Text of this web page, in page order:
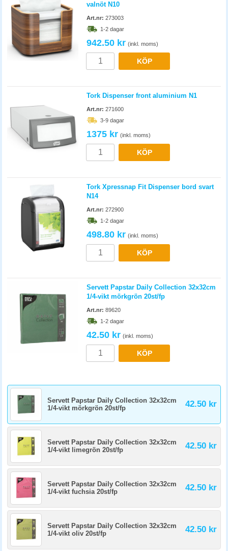
valnöt N10
Art.nr: 273003
1-2 dagar
942.50 kr (inkl. moms)
KÖP
Tork Dispenser front aluminium N1
Art.nr: 271600
3-9 dagar
1375 kr (inkl. moms)
KÖP
Tork Xpressnap Fit Dispenser bord svart
N14
Art.nr: 272900
1-2 dagar
498.80 kr (inkl. moms)
KÖP
Servett Papstar Daily Collection 32x32cm
1/4-vikt mörkgrön 20st/fp
Art.nr: 89620
1-2 dagar
42.50 kr (inkl. moms)
KÖP
Servett Papstar Daily Collection 32x32cm
1/4-vikt mörkgrön 20st/fp
42.50 kr
Servett Papstar Daily Collection 32x32cm
1/4-vikt limegrön 20st/fp
42.50 kr
Servett Papstar Daily Collection 32x32cm
1/4-vikt fuchsia 20st/fp
42.50 kr
Servett Papstar Daily Collection 32x32cm
1/4-vikt oliv 20st/fp
42.50 kr